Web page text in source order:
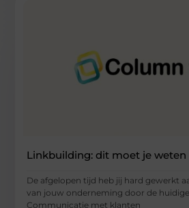
Linkbuilding: dit moet je weten
De afgelopen tijd heb jij hard gewerkt
van jouw onderneming door de
Communicatie met klanten